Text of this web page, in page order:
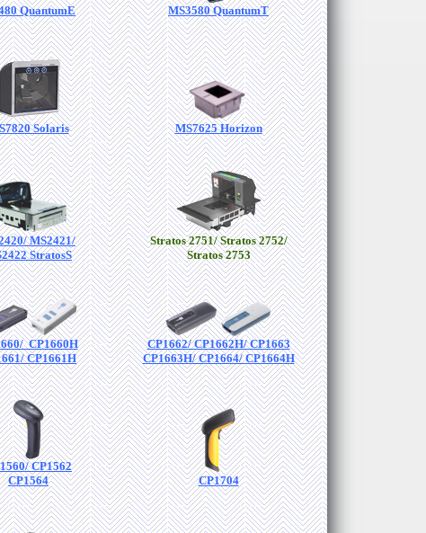
QuantumE MS3580 QuantumT
Solaris MS7625 Horizon
MS2421/
StratosS
Stratos 2751/ Stratos 2752/
Stratos 2753
CP1660H
CP1661H
CP1662/ CP1662H/ CP1663
CP1663H/ CP1664/ CP1664H
CP1562
CP1564
CP1704